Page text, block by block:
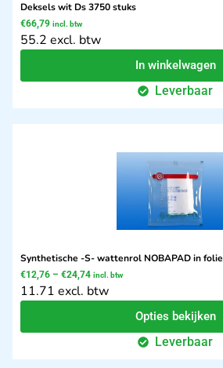
Deksels wit Ds 3750 stuks
€66,79 incl. btw
55.2 excl. btw
In winkelwagen
Leverbaar
Synthetische -S- wattenrol NOBAPAD in folie
€12,76 – €24,74 incl. btw
11.71 excl. btw
Opties bekijken
Leverbaar